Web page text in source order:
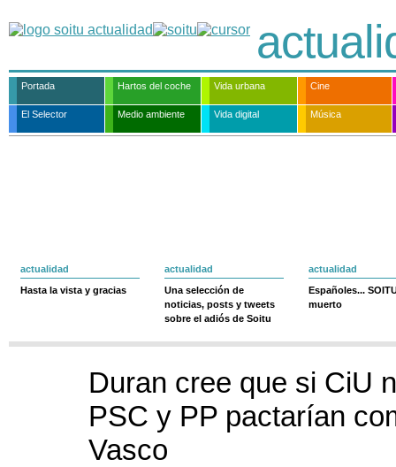
Portada Hartos del coche Vida urbana Cine
El Selector Medio ambiente Vida digital Música
actualidad
Hasta la vista y gracias
actualidad
Una selección de
noticias, posts y tweets
sobre el adiós de Soitu
actualidad
Españoles...
muerto
Duran cree que si CiU
PSC y PP pactarían
Vasco